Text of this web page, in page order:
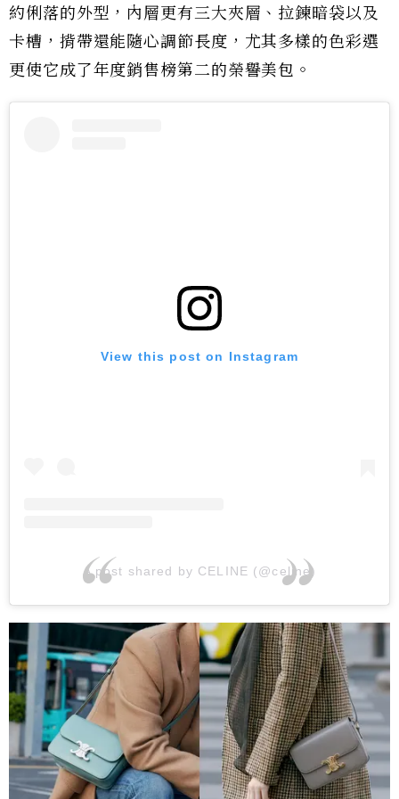
約俐落的外型，內層更有三大夾層、拉鍊暗袋以及
卡槽，揹帶還能隨心調節長度，尤其多樣的色彩選
更使它成了年度銷售榜第二的榮譽美包。
View this post on Instagram
A post shared by CELINE (@celine)